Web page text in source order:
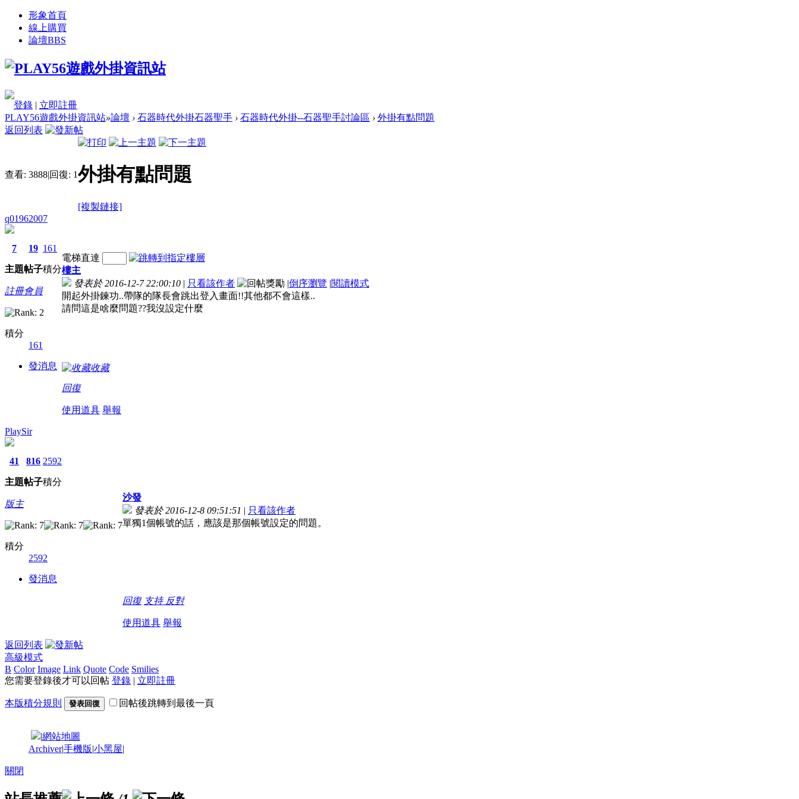
形象首頁
線上購買
論壇BBS
登錄 | 立即註冊
PLAY56遊戲外掛資訊站»論壇 › 石器時代外掛石器聖手 › 石器時代外掛--石器聖手討論區 › 外掛有點問題
返回列表
查看: 3888|回復: 1外掛有點問題
[複製鏈接]
q01962007
7
主題
19
帖子
161
積分
註冊會員
積分
161
發消息
電梯直達
樓主
發表於 2016-12-7 22:00:10 | 只看該作者 |倒序瀏覽 |閱讀模式
開起外掛鍊功..帶隊的隊長會跳出登入畫面!!其他都不會這樣..
請問這是啥麼問題??我沒設定什麼
收藏
回復
使用道具 舉報
PlaySir
41
主題
816
帖子
2592
積分
版主
積分
2592
發消息
沙發
發表於 2016-12-8 09:51:51 | 只看該作者
單獨1個帳號的話，應該是那個帳號設定的問題。
回復 支持 反對
使用道具 舉報
返回列表
高級模式
B Color Image Link Quote Code Smilies
您需要登錄後才可以回帖 登錄 | 立即註冊
本版積分規則 發表回復 回帖後跳轉到最後一頁
|網站地圖
Archiver|手機版|小黑屋|
關閉